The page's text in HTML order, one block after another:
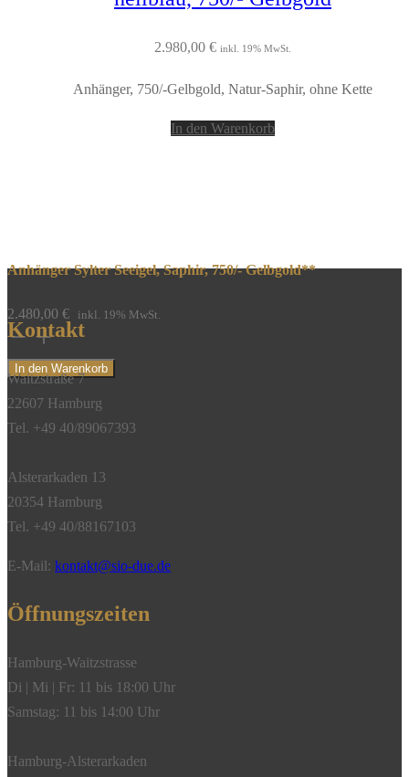
2.980,00 € inkl. 19% MwSt.
Anhänger, 750/-Gelbgold, Natur-Saphir, ohne Kette
In den Warenkorb
Anhänger Sylter Seeigel, Saphir, 750/- Gelbgold**
2.480,00 € inkl. 19% MwSt.
Anhänger
Sylter
Seeigel,
Saphir,
750/-
Menge
In den Warenkorb
Kontakt
Waitzstraße 7
22607 Hamburg
Tel. +49 40/89067393
Alsterarkaden 13
20354 Hamburg
Tel. +49 40/88167103
E-Mail: kontakt@sio-due.de
Öffnungszeiten
Hamburg-Waitzstrasse
Di | Mi | Fr: 11 bis 18:00 Uhr
Samstag: 11 bis 14:00 Uhr
Hamburg-Alsterarkaden